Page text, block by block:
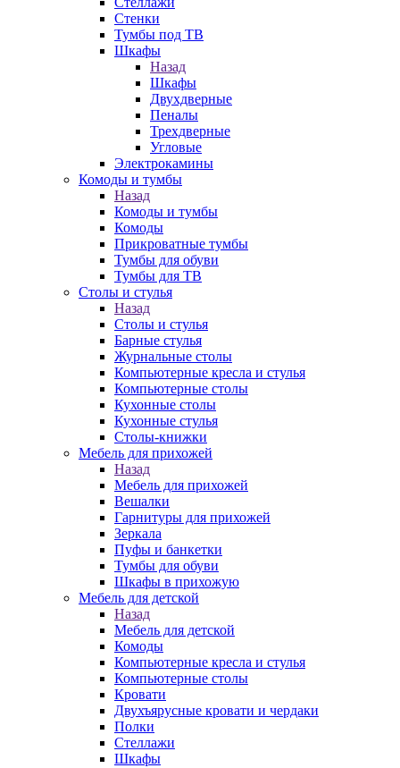
Стенки
Тумбы под ТВ
Шкафы
Назад
Шкафы
Двухдверные
Пеналы
Трехдверные
Угловые
Электрокамины
Комоды и тумбы
Назад
Комоды и тумбы
Комоды
Прикроватные тумбы
Тумбы для обуви
Тумбы для ТВ
Столы и стулья
Назад
Столы и стулья
Барные стулья
Журнальные столы
Компьютерные кресла и стулья
Компьютерные столы
Кухонные столы
Кухонные стулья
Столы-книжки
Мебель для прихожей
Назад
Мебель для прихожей
Вешалки
Гарнитуры для прихожей
Зеркала
Пуфы и банкетки
Тумбы для обуви
Шкафы в прихожую
Мебель для детской
Назад
Мебель для детской
Комоды
Компьютерные кресла и стулья
Компьютерные столы
Кровати
Двухъярусные кровати и чердаки
Полки
Стеллажи
Шкафы